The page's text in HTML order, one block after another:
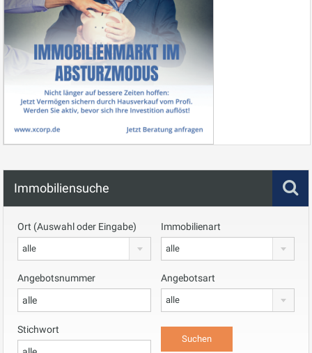
Immobiliensuche
Ort (Auswahl oder Eingabe)
alle
Immobilienart
alle
Angebotsnummer Angebotsart
alle
Stichwort